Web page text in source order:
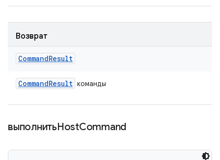
Возврат
CommandResult
CommandResult команды
выполнитьHostCommand